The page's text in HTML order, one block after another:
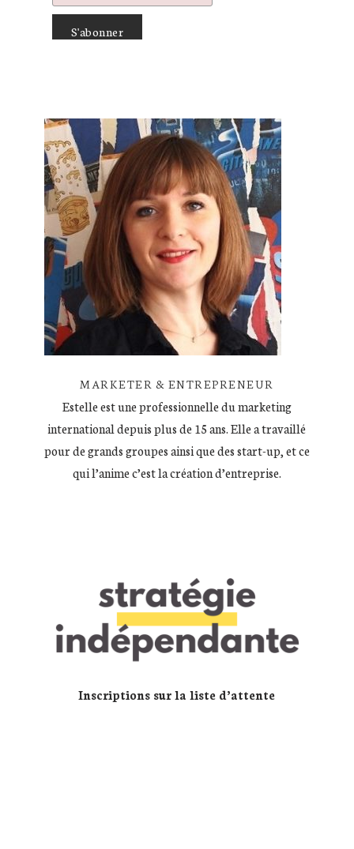
MARKETER & ENTREPRENEUR
Estelle est une professionnelle du marketing
international depuis plus de 15 ans. Elle a travaillé
pour de grands groupes ainsi que des start-up, et ce
qui l’anime c’est la création d’entreprise.
Inscriptions sur la liste d’attente